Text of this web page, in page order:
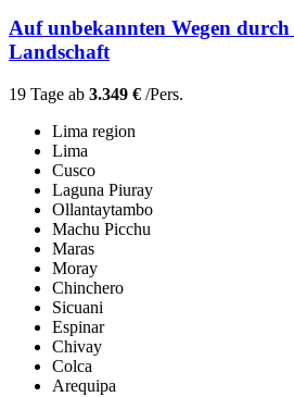
Auf unbekannten Wegen durch
Landschaft
19 Tage ab 3.349 € /Pers.
Lima region
Lima
Cusco
Laguna Piuray
Ollantaytambo
Machu Picchu
Maras
Moray
Chinchero
Sicuani
Espinar
Chivay
Colca
Arequipa